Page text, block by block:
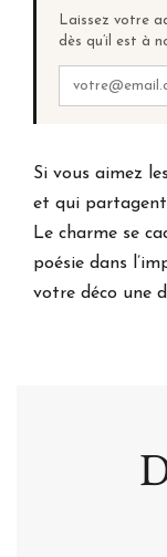
Laissez votre
dès qu’il est à
Si vous aimez
et qui partagent
Le charme se
poésie dans
votre déco une